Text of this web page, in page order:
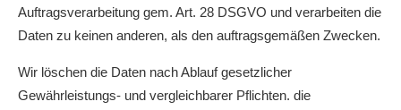
Auftragsverarbeitung gem. Art. 28 DSGVO und verarbeiten die
Daten zu keinen anderen, als den auftragsgemäßen Zwecken.
Wir löschen die Daten nach Ablauf gesetzlicher
Gewährleistungs- und vergleichbarer Pflichten. die